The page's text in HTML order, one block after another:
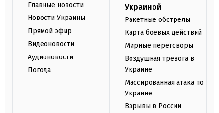
Главные новости
Новости Украины
Прямой эфир
Видеоновости
Аудионовости
Погода
Украиной
Ракетные обстрелы
Карта боевых действий
Мирные переговоры
Воздушная тревога в
Украине
Массированная атака по
Украине
Взрывы в России